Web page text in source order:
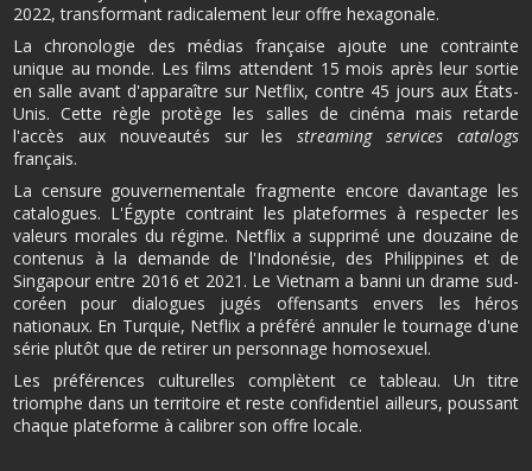
2022, transformant radicalement leur offre hexagonale.
La chronologie des médias française ajoute une contrainte
unique au monde. Les films attendent 15 mois après leur sortie
en salle avant d'apparaître sur Netflix, contre 45 jours aux États-
Unis. Cette règle protège les salles de cinéma mais retarde
l'accès aux nouveautés sur lesstreaming services catalogs
français.
La censure gouvernementale fragmente encore davantage les
catalogues. L'Égypte contraint les plateformes à respecter les
valeurs morales du régime. Netflix a supprimé une douzaine de
contenus à la demande de l'Indonésie, des Philippines et de
Singapour entre 2016 et 2021. Le Vietnam a banni un drame sud-
coréen pour dialogues jugés offensants envers les héros
nationaux. En Turquie, Netflix a préféré annuler le tournage d'une
série plutôt que de retirer un personnage homosexuel.
Les préférences culturelles complètent ce tableau. Un titre
triomphe dans un territoire et reste confidentiel ailleurs, poussant
chaque plateforme à calibrer son offre locale.